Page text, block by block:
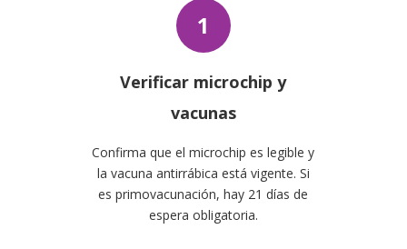
1
Verificar microchip y
vacunas
Confirma que el microchip es legible y
la vacuna antirrábica está vigente. Si
es primovacunación, hay 21 días de
espera obligatoria.